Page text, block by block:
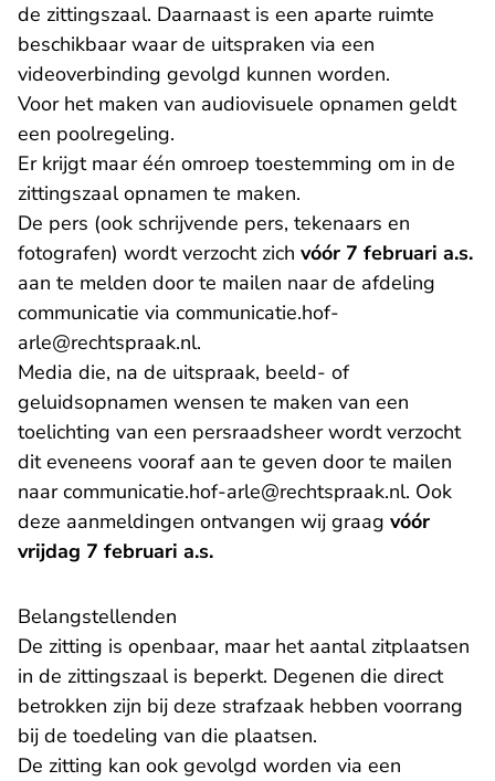
de zittingszaal. Daarnaast is een aparte ruimte
beschikbaar waar de uitspraken via een
videoverbinding gevolgd kunnen worden.
Voor het maken van audiovisuele opnamen geldt
een poolregeling.
Er krijgt maar één omroep toestemming om in de
zittingszaal opnamen te maken.
De pers (ook schrijvende pers, tekenaars en
fotografen) wordt verzocht zich vóór 7 februari a.s.
aan te melden door te mailen naar de afdeling
communicatie via communicatie.hof-
arle@rechtspraak.nl- U verlaat Rechtspraak.nl
.
Media die, na de uitspraak, beeld- of
geluidsopnamen wensen te maken van een
toelichting van een persraadsheer wordt verzocht
dit eveneens vooraf aan te geven door te mailen
naarcommunicatie.hof-arle@rechtspraak.nl- U
. Ook
deze aanmeldingen ontvangen wij graag vóór
vrijdag 7 februari a.s.
Belangstellenden
De zitting is openbaar, maar het aantal zitplaatsen
in de zittingszaal is beperkt. Degenen die direct
betrokken zijn bij deze strafzaak hebben voorrang
bij de toedeling van die plaatsen.
De zitting kan ook gevolgd worden via een